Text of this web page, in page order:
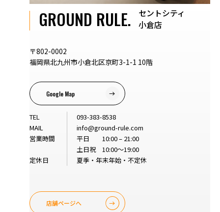
GROUND RULE.
セントシティ
小倉店
〒802-0002
福岡県北九州市小倉北区京町3-1-1 10階
Google Map
TEL
093-383-8538
MAIL
info@ground-rule.com
営業時間
平日 10:00 – 21:00
土日祝 10:00～19:00
定休日
夏季・年末年始・不定休
店舗ページへ